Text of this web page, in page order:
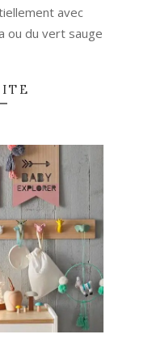
avec
ou du vert sauge